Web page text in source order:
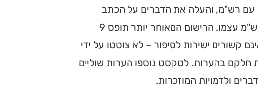
עם רש"מ, והעלה את הדברים על הכתב
כסיפור דברים מסודר, בגוף ראשון, כאילו המספר הוא רש"מ עצמו. הרישום המאוחר יותר תופס 9
קשורים ישירות לסיפור – לא צוטטו על ידי
חלקם בהערות. לטקסט נוספו הערות שוליים
ולדמויות המוזכרות.